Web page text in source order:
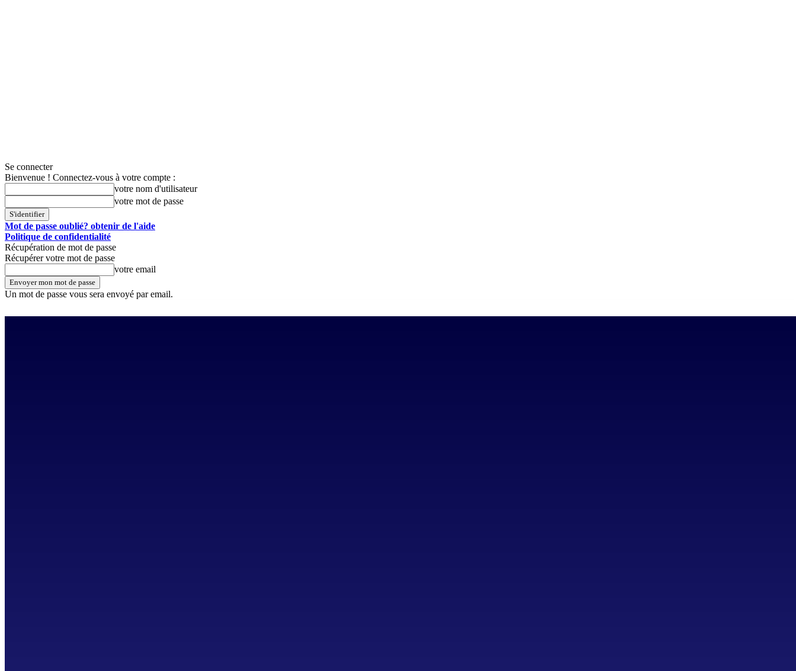
Se connecter
Bienvenue ! Connectez-vous à votre compte :
votre nom d'utilisateur
votre mot de passe
Mot de passe oublié? obtenir de l'aide
Politique de confidentialité
Récupération de mot de passe
Récupérer votre mot de passe
votre email
Un mot de passe vous sera envoyé par email.